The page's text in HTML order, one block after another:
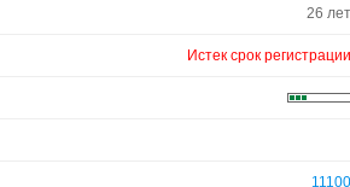
26 лет
Истек срок регистрации
11100